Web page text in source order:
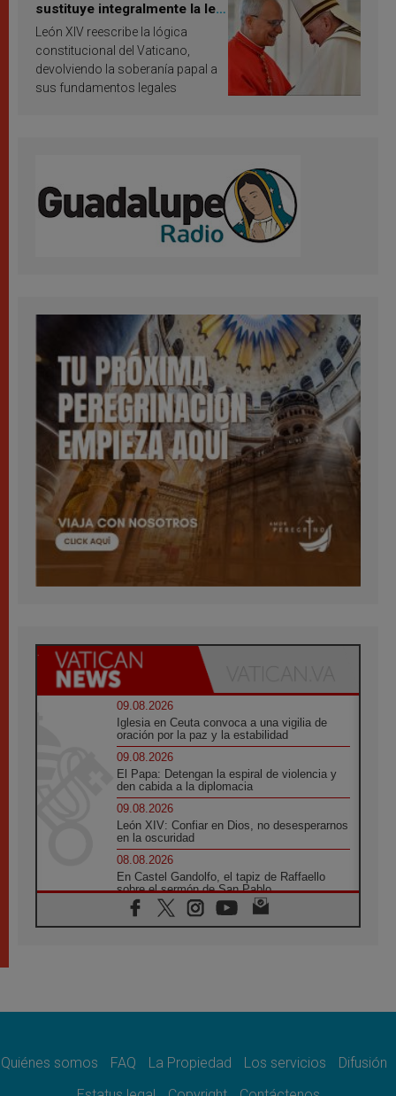
sustituye integralmente la ley
vaticana de Papa Francisco
León XIV reescribe la lógica
constitucional del Vaticano,
devolviendo la soberanía papal a
sus fundamentos legales
09.08.2026
Iglesia en Ceuta convoca a una vigilia de
oración por la paz y la estabilidad
09.08.2026
El Papa: Detengan la espiral de violencia y
den cabida a la diplomacia
09.08.2026
León XIV: Confiar en Dios, no desesperarnos
en la oscuridad
08.08.2026
En Castel Gandolfo, el tapiz de Raffaello
sobre el sermón de San Pablo
08.08.2026
En Colombia, «la paz no se compra con una
08.08.2026
08.08.2026
Quiénes somos FAQ La Propiedad Los servicios
Difusión